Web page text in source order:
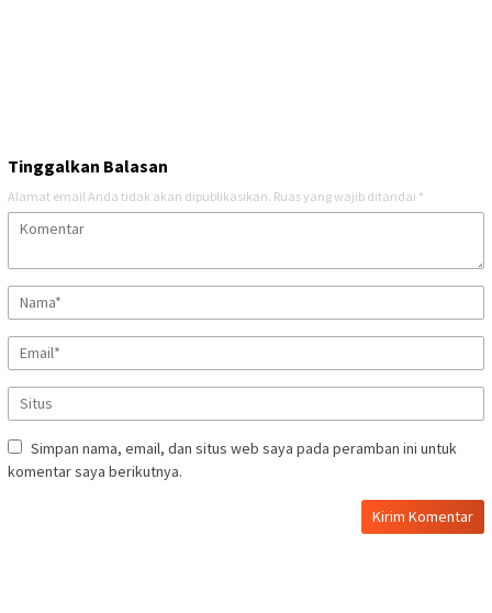
Tinggalkan Balasan
Alamat email Anda tidak akan dipublikasikan. Ruas yang wajib ditandai *
Simpan nama, email, dan situs web saya pada peramban ini untuk
komentar saya berikutnya.